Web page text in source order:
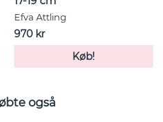
Efva Attling
970 kr
Køb!
også